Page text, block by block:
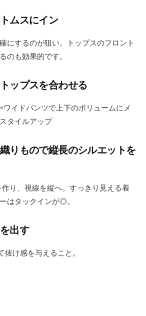
ムスにイン
にするのが狙い。トップスのフロント
のも効果的です。
ップスを合わせる
ワイドパンツで上下のボリュームにメ
タイルアップ
りもので縦長のシルエットを
り、視線を縦へ。すっきり見える着
はタックインが◎。
出す
け感を与えること。